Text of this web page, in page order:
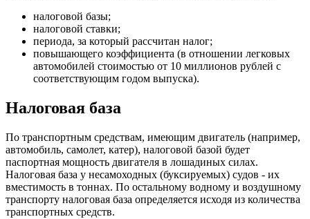
налоговой базы;
налоговой ставки;
периода, за который рассчитан налог;
повышающего коэффициента (в отношении легковых
автомобилей стоимостью от 10 миллионов рублей с
соответствующим годом выпуска).
Налоговая база
По транспортным средствам, имеющим двигатель (например,
автомобиль, самолет, катер), налоговой базой будет
паспортная мощность двигателя в лошадиных силах.
Налоговая база у несамоходных (буксируемых) судов - их
вместимость в тоннах. По остальному водному и воздушному
транспорту налоговая база определяется исходя из количества
транспортных средств.